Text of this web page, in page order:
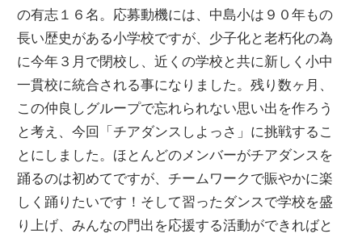
の有志１６名。応募動機には、中島小は９０年もの
長い歴史がある小学校ですが、少子化と老朽化の為
に今年３月で閉校し、近くの学校と共に新しく小中
一貫校に統合される事になりました。残り数ヶ月、
この仲良しグループで忘れられない思い出を作ろう
と考え、今回「チアダンスしよっさ」に挑戦するこ
とにしました。ほとんどのメンバーがチアダンスを
踊るのは初めてですが、チームワークで賑やかに楽
しく踊りたいです！そして習ったダンスで学校を盛
り上げ、みんなの門出を応援する活動ができればと